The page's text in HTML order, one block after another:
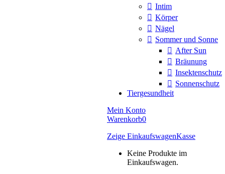
Intim
Körper
Nägel
Sommer und Sonne
After Sun
Bräunung
Insektenschutz
Sonnenschutz
Tiergesundheit
Mein Konto
Warenkorb0
Zeige EinkaufswagenKasse
Keine Produkte im
Einkaufswagen.